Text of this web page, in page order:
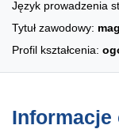
Język prowadzenia
Tytuł zawodowy:
Profil kształcenia:
Informacje